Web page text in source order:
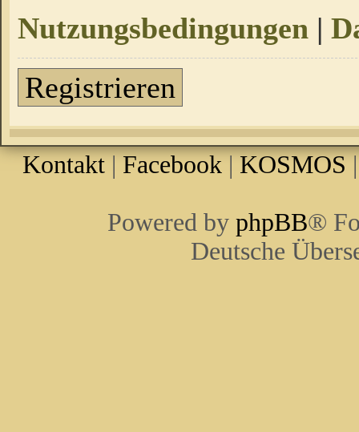
Nutzungsbedingungen |
Registrieren
Kontakt | Facebook | KOSMOS
Powered by phpBB®
Deutsche